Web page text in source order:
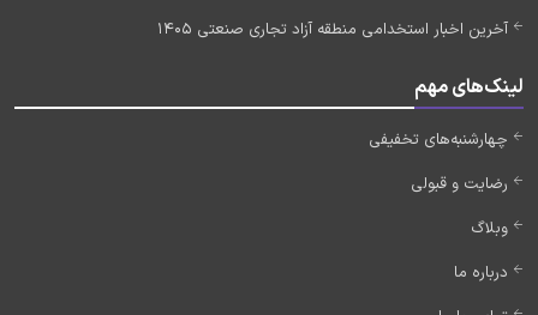
آخرین اخبار استخدامی منطقه آزاد تجاری صنعتی 1405
لینک‌های مهم
چهارشنبه‌های تخفیفی
رضایت و قبولی
وبلاگ
درباره ما